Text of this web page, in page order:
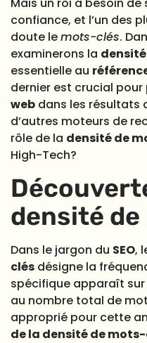
confiance, et l’un des
doute lemots-clés.
examinerons la
essentielle au
dernier est crucial
web dans les résultats
d’autres moteurs de
rôle de la densité de
High-Tech?
densité
Dans le jargon du SEO,
clés désigne la
spécifique apparaît sur
au nombre total de
approprié pour cette
de la densité de